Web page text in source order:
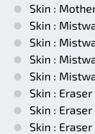
Skin :
Skin :
Skin :
Skin :
Skin :
Skin : Eraser
Skin :
Skin :